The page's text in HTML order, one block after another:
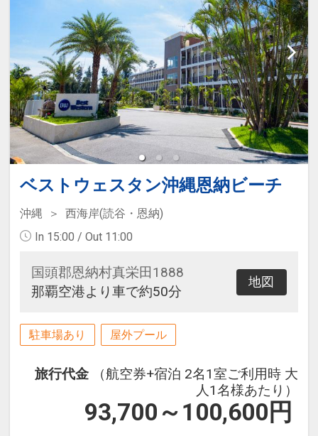
ベストウェスタン沖縄恩納ビーチ
沖縄
西海岸(読谷・恩納)
In 15:00 / Out 11:00
国頭郡恩納村真栄田1888
那覇空港より車で約50分
地図
駐車場あり 屋外プール
旅行代金
（航空券+宿泊 2名1室ご利用時 大
人1名様あたり）
93,700～100,600 円